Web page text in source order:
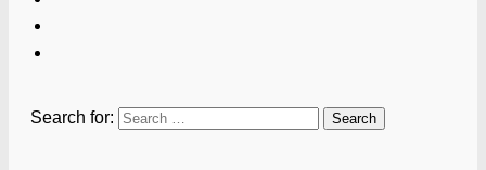
Search for: